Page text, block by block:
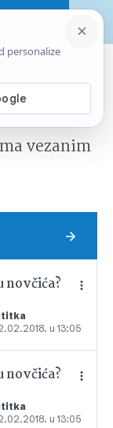
vezanim
novčića?
u 13:05
novčića?
u 13:05